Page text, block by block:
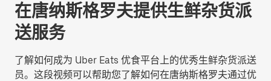
在唐纳斯格罗夫提供生鲜杂货派
送服务
了解如何成为 Uber Eats 优食平台上的优秀生鲜杂货派送
员。这段视频可以帮助您了解如何在唐纳斯格罗夫通过优